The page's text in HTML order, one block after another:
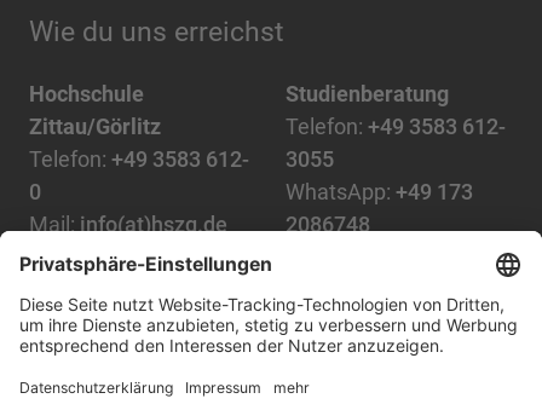
Wie du uns erreichst
Hochschule
Zittau/Görlitz
Telefon: +49 3583 612-
0
Mail: info(at)hszg.de
Studienberatung
Telefon: +49 3583 612-
3055
WhatsApp: +49 173
2086748
Alle StudiengängeDatenschutz